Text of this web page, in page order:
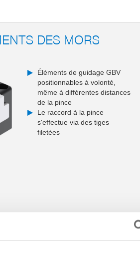
DES MORS
Éléments de guidage GBV
positionnables à volonté,
même à différentes distances
de la pince
Le raccord à la pince
s'effectue via des tiges
filetées